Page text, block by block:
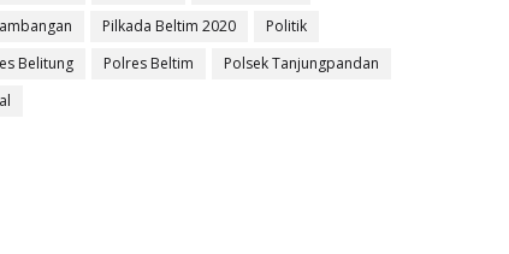
Pilkada Beltim 2020
Politik
Belitung
Polres Beltim
Polsek Tanjungpandan